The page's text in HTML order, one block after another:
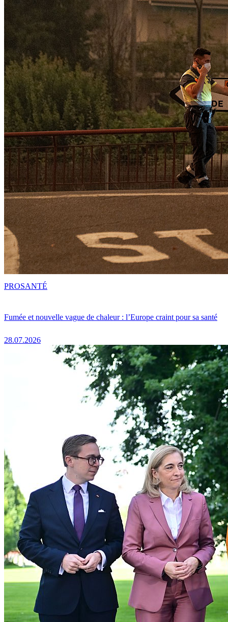
Fumée et nouvelle vague de chaleur : l’Europe craint pour sa santé
28.07.2026
PROSANTÉ